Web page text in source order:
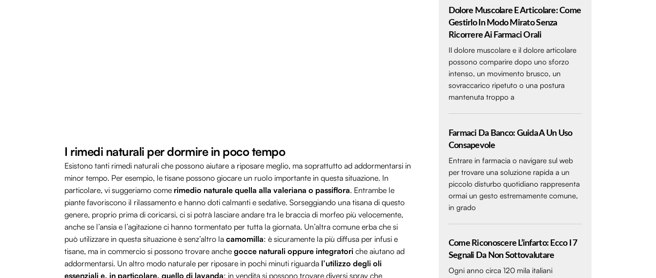
I rimedi naturali per dormire in poco tempo
Esistono tanti rimedi naturali che possono aiutare a riposare meglio, ma soprattutto ad addormentarsi in
minor tempo. Per esempio, le tisane possono giocare un ruolo importante in questa situazione. In
particolare, vi suggeriamo come rimedio naturale quella alla valeriana o passiflora. Entrambe le
piante favoriscono il rilassamento e hanno doti calmanti e sedative. Sorseggiando una tisana di questo
genere, proprio prima di coricarsi, ci si potrà lasciare andare tra le braccia di morfeo più velocemente,
anche se l’ansia e l’agitazione ci hanno tormentato per tutta la giornata. Un’altra comune erba che si
può utilizzare in questa situazione è senz’altro la camomilla: è sicuramente la più diffusa per infusi e
tisane, ma in commercio si possono trovare anche gocce naturali oppure integratori che aiutano ad
addormentarsi. Un altro modo naturale per riposare in pochi minuti riguarda l’utilizzo degli oli
essenziali e, in particolare, quello di lavanda: in vendita si possono trovare diversi spray che
Dolore Muscolare E Articolare: Come
Gestirlo In Modo Mirato Senza
Ricorrere Ai Farmaci Orali
Il dolore muscolare e il dolore articolare
possono comparire dopo uno sforzo
intenso, un movimento brusco, un
sovraccarico ripetuto o una postura
mantenuta troppo a
Farmaci Da Banco: Guida A Un Uso
Consapevole
Entrare in farmacia o navigare sul web
per trovare una soluzione rapida a un
piccolo disturbo quotidiano rappresenta
ormai un gesto estremamente comune,
in grado
Come Riconoscere L’infarto: Ecco I 7
Segnali Da Non Sottovalutare
Ogni anno circa 120 mila italiani